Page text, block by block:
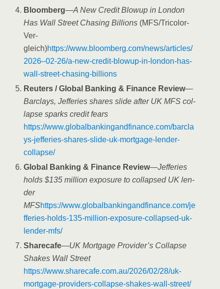
Bloom­berg—A New Cre­dit Blo­wup in Lon­don
Has Wall Street Cha­sing Bil­li­ons (MFS/­Tri­co­lor-
Ver­
gleich)https://www.bloomberg.com/news/articles/
2026–02-26/a‑new-credit-blowup-in-london-has-
wall-street-chasing-billions
Reu­ters /​ Glo­bal Ban­king & Finan­ce Review—
Bar­clays, Jef­fe­ries shares slide after UK MFS col­
lap­se sparks cre­dit fears
https://www.globalbankingandfinance.com/barcla
ys-jefferies-shares-slide-uk-mortgage-lender-
collapse/
Glo­bal Ban­king & Finan­ce Review—Jef­fe­ries
holds $135 mil­li­on expo­sure to col­lap­sed UK len­
der
MFShttps://www.globalbankingandfinance.com/je
fferies-holds-135-million-exposure-collapsed-uk-
lender-mfs/
Share­ca­fe—UK Mor­tga­ge Provider’s Col­lap­se
Shakes Wall Street
https://www.sharecafe.com.au/2026/02/28/uk-
mortgage-providers-collapse-shakes-wall-street/